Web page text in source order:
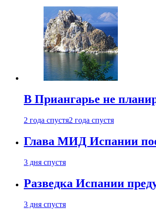
В Приангарье не
2 года спустя2 года спустя
Глава МИД Испании
3 дня спустя
Разведка Испании
3 дня спустя